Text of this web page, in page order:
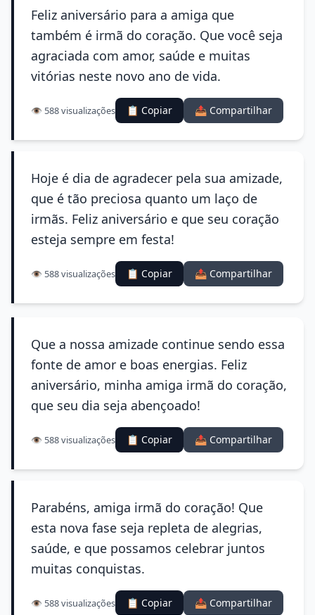
Feliz aniversário para a amiga que
também é irmã do coração. Que você seja
agraciada com amor, saúde e muitas
vitórias neste novo ano de vida.
👁️ 588 visualizações 📋 Copiar 📤 Compartilhar
Hoje é dia de agradecer pela sua amizade,
que é tão preciosa quanto um laço de
irmãs. Feliz aniversário e que seu coração
esteja sempre em festa!
👁️ 588 visualizações 📋 Copiar 📤 Compartilhar
Que a nossa amizade continue sendo essa
fonte de amor e boas energias. Feliz
aniversário, minha amiga irmã do coração,
que seu dia seja abençoado!
👁️ 588 visualizações 📋 Copiar 📤 Compartilhar
Parabéns, amiga irmã do coração! Que
esta nova fase seja repleta de alegrias,
saúde, e que possamos celebrar juntos
muitas conquistas.
👁️ 588 visualizações 📋 Copiar 📤 Compartilhar